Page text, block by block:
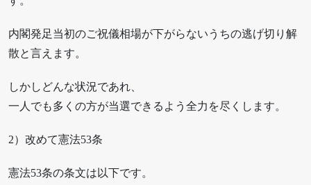
内閣発足当初のご祝儀相場が下がらないうちの逃げ切り解
散と言えます。
しかしどんな状況であれ、
一人でも多くの方が当選できるよう全力を尽くします。
2）改めて憲法53条
憲法53条の条文は以下です。